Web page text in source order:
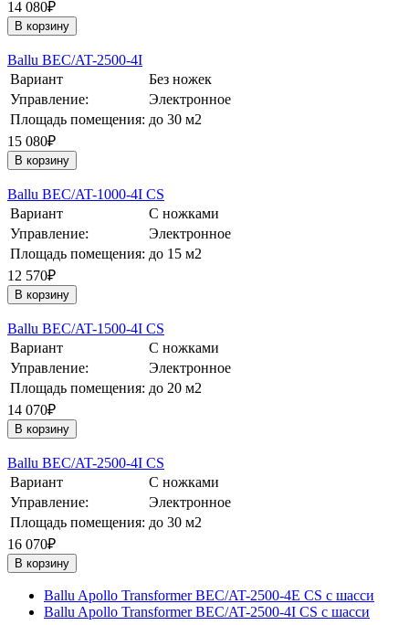
14 080₽
В корзину
Ballu BEC/AT-2500-4I
Вариант
Без ножек
Управление:
Электронное
Площадь помещения: до 30 м2
15 080₽
В корзину
Ballu BEC/AT-1000-4I CS
Вариант
С ножками
Управление:
Электронное
Площадь помещения: до 15 м2
12 570₽
В корзину
Ballu BEC/AT-1500-4I CS
Вариант
С ножками
Управление:
Электронное
Площадь помещения: до 20 м2
14 070₽
В корзину
Ballu BEC/AT-2500-4I CS
Вариант
С ножками
Управление:
Электронное
Площадь помещения: до 30 м2
16 070₽
В корзину
Ballu Apollo Transformer BEC/AT-2500-4E CS с шасси
Ballu Apollo Transformer BEC/AT-2500-4I CS с шасси